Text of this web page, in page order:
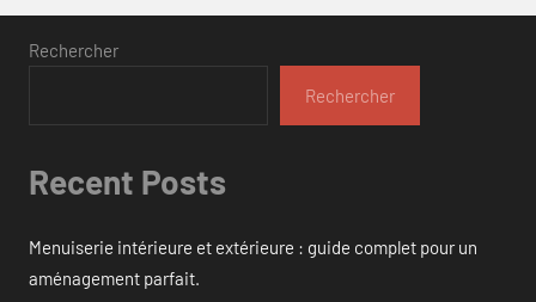
Rechercher
Rechercher
Recent Posts
Menuiserie intérieure et extérieure : guide complet pour un
aménagement parfait.